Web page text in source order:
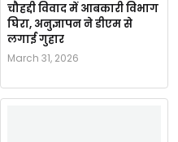
चौहद्दी विवाद में आबकारी विभाग
घिरा, अनुज्ञापन ने डीएम से
लगाई गुहार
March 31, 2026